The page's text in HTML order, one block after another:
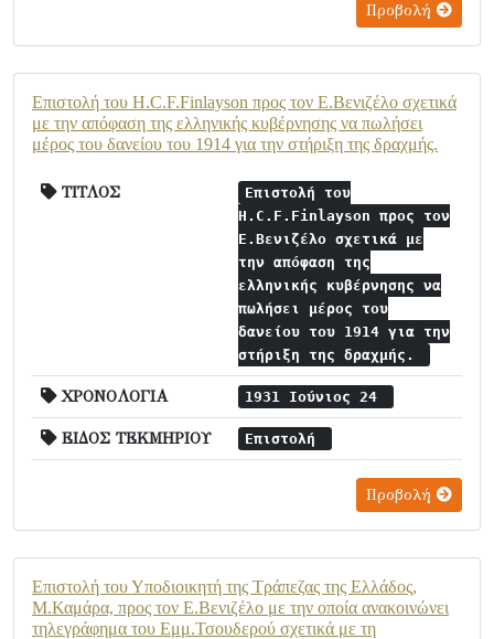
Προβολή
Επιστολή του H.C.F.Finlayson προς τον Ε.Βενιζέλο σχετικά
με την απόφαση της ελληνικής κυβέρνησης να πωλήσει
μέρος του δανείου του 1914 για την στήριξη της δραχμής.
ΤΙΤΛΟΣ
Επιστολή του
H.C.F.Finlayson προς τον
Ε.Βενιζέλο σχετικά με
την απόφαση της
ελληνικής κυβέρνησης να
πωλήσει μέρος του
δανείου του 1914 για την
στήριξη της δραχμής.
ΧΡΟΝΟΛΟΓΙΑ 1931 Ιούνιος 24
ΕΙΔΟΣ ΤΕΚΜΗΡΙΟΥ Επιστολή
Προβολή
Επιστολή του Υποδιοικητή της Τράπεζας της Ελλάδος,
Μ.Καμάρα, προς τον Ε.Βενιζέλο με την οποία ανακοινώνει
τηλεγράφημα του Εμμ.Τσουδερού σχετικά με τη